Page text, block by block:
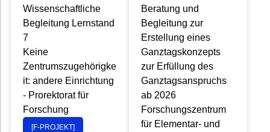
Wissenschaftliche
Begleitung Lernstand
7
Keine
Zentrumszugehörigke
it: andere Einrichtung
- Prorektorat für
Forschung
[F-PROJEKT]
Beratung und
Begleitung zur
Erstellung eines
Ganztagskonzepts
zur Erfüllung des
Ganztagsanspruchs
ab 2026
Forschungszentrum
für Elementar- und